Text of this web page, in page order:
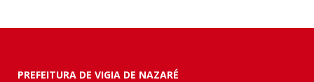
PREFEITURA DE VIGIA DE NAZARÉ